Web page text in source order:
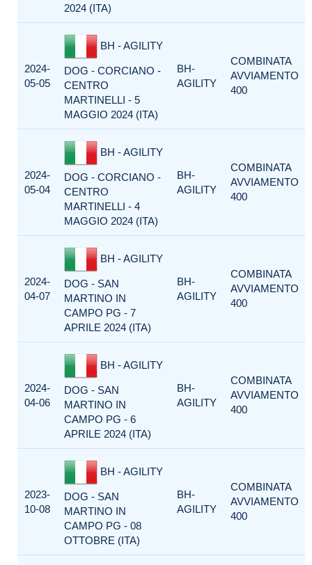
2024 (ITA)
2024-
05-05
BH - AGILITY
DOG - CORCIANO -
CENTRO
MARTINELLI - 5
MAGGIO 2024 (ITA)
BH-
AGILITY
COMBINATA
AVVIAMENTO
400
2024-
05-04
BH - AGILITY
DOG - CORCIANO -
CENTRO
MARTINELLI - 4
MAGGIO 2024 (ITA)
BH-
AGILITY
COMBINATA
AVVIAMENTO
400
2024-
04-07
BH - AGILITY
DOG - SAN
MARTINO IN
CAMPO PG - 7
APRILE 2024 (ITA)
BH-
AGILITY
COMBINATA
AVVIAMENTO
400
2024-
04-06
BH - AGILITY
DOG - SAN
MARTINO IN
CAMPO PG - 6
APRILE 2024 (ITA)
BH-
AGILITY
COMBINATA
AVVIAMENTO
400
2023-
10-08
BH - AGILITY
DOG - SAN
MARTINO IN
CAMPO PG - 08
OTTOBRE (ITA)
BH-
AGILITY
COMBINATA
AVVIAMENTO
400